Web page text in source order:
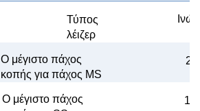
Τύπος
λέιζερ
Ο μέγιστο πάχος
κοπής για πάχος MS
Ο μέγιστο πάχος
10